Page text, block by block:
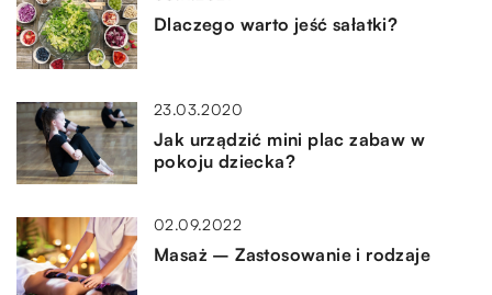
Dlaczego warto jeść sałatki?
23.03.2020
Jak urządzić mini plac zabaw w
pokoju dziecka?
02.09.2022
Masaż – Zastosowanie i rodzaje